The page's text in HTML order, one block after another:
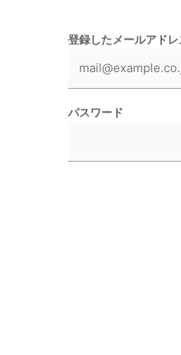
登録したメールアドレ
パスワード